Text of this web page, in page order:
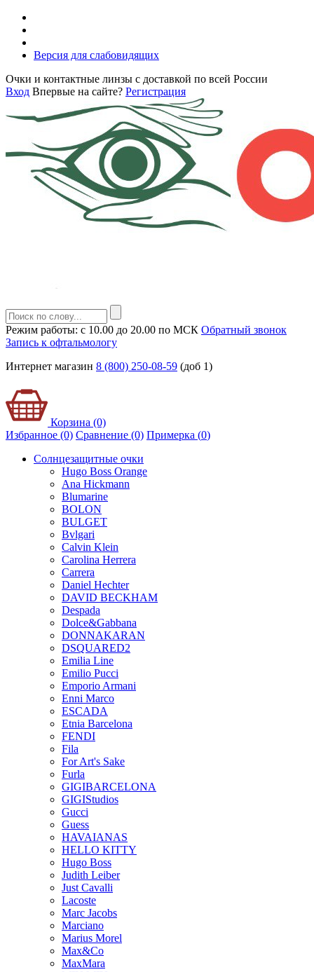
Версия для слабовидящих
Очки и контактные линзы с доставкой по всей России
Вход Впервые на сайте? Регистрация
Режим работы: с 10.00 до 20.00 по МСК Обратный звонок
Запись к офтальмологу
Интернет магазин 8 (800) 250-08-59 (доб 1)
Корзина (0)
Избранное (0) Сравнение (0) Примерка (0)
Солнцезащитные очки
Hugo Boss Orange
Ana Hickmann
Blumarine
BOLON
BULGET
Bvlgari
Calvin Klein
Carolina Herrera
Carrera
Daniel Hechter
DAVID BECKHAM
Despada
Dolce&Gabbana
DONNAKARAN
DSQUARED2
Emilia Line
Emilio Pucci
Emporio Armani
Enni Marco
ESCADA
Etnia Barcelona
FENDI
Fila
For Art's Sake
Furla
GIGIBARCELONA
GIGIStudios
Gucci
Guess
HAVAIANAS
HELLO KITTY
Hugo Boss
Judith Leiber
Just Cavalli
Lacoste
Marc Jacobs
Marciano
Marius Morel
Max&Co
MaxMara